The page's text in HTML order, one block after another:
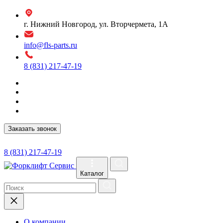
г. Нижний Новгород, ул. Вторчермета, 1А
info@fls-parts.ru
8 (831) 217-47-19
Заказать звонок
8 (831) 217-47-19
Каталог